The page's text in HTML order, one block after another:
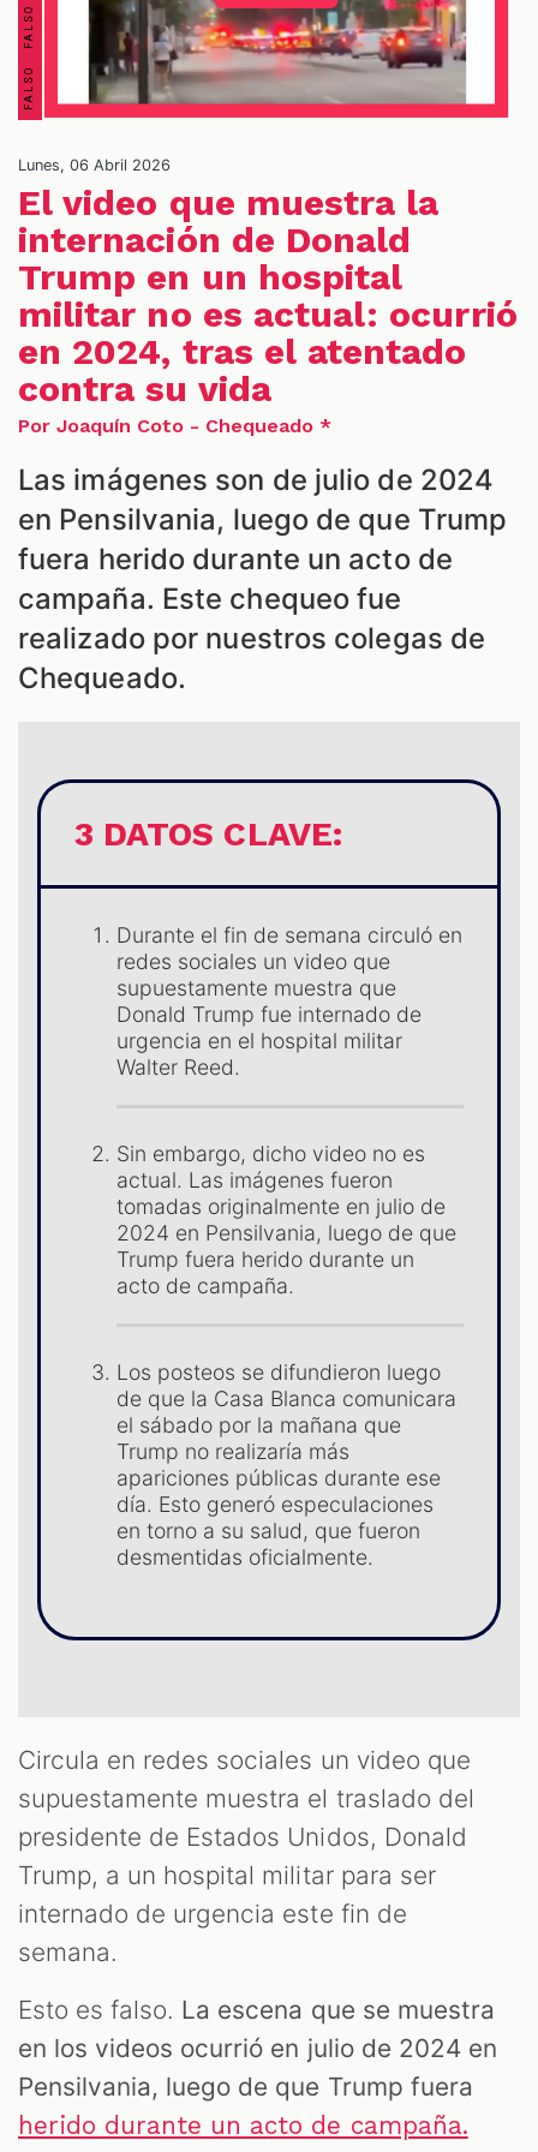
Lunes, 06 Abril 2026
El video que muestra la
internación de Donald
Trump en un hospital
militar no es actual: ocurrió
en 2024, tras el atentado
contra su vida
Por Joaquín Coto - Chequeado *
Las imágenes son de julio de 2024
en Pensilvania, luego de que Trump
fuera herido durante un acto de
campaña. Este chequeo fue
realizado por nuestros colegas de
Chequeado.
3 DATOS CLAVE:
Durante el fin de semana circuló en
redes sociales un video que
supuestamente muestra que
Donald Trump fue internado de
urgencia en el hospital militar
Walter Reed.
Sin embargo, dicho video no es
actual. Las imágenes fueron
tomadas originalmente en julio de
2024 en Pensilvania, luego de que
Trump fuera herido durante un
acto de campaña.
Los posteos se difundieron luego
de que la Casa Blanca comunicara
el sábado por la mañana que
Trump no realizaría más
apariciones públicas durante ese
día. Esto generó especulaciones
en torno a su salud, que fueron
desmentidas oficialmente.
Circula en redes sociales un video que
supuestamente muestra el traslado del
presidente de Estados Unidos, Donald
Trump, a un hospital militar para ser
internado de urgencia este fin de
semana.
Esto es falso. La escena que se muestra
en los videos ocurrió en julio de 2024 en
Pensilvania, luego de que Trump fuera
herido durante un acto de campaña.